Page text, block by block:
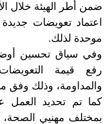
ضمن أطر الهيئة خلال
اعتماد تعويضات
موحدة لذلك.
وفي سياق تحسين
رفع قيمة التعويضات
كما تم تحديد
بمختلف مهنيي